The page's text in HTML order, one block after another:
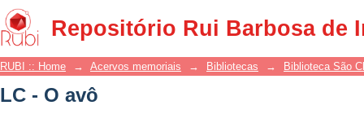
Repositório Rui Barbosa de
LC - O avô
RUBI :: Home → Acervos memoriais → Bibliotecas → Biblioteca São
LC - O avô